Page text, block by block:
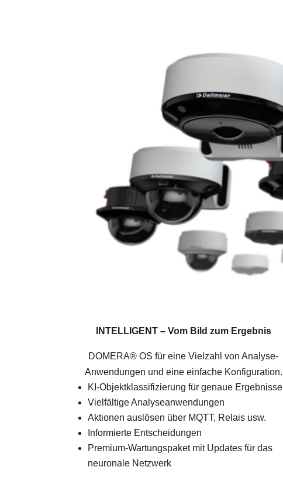
INTELLIGENT – Vom Bild zum Ergebnis
DOMERA® OS für eine Vielzahl von Analyse-
Anwendungen und eine einfache Konfiguration.
KI-Objektklassifizierung für genaue Ergebnisse
Vielfältige Analyseanwendungen
Aktionen auslösen über MQTT, Relais usw.
Informierte Entscheidungen
Premium-Wartungspaket mit Updates für das
neuronale Netzwerk